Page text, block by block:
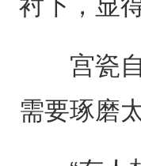
宫瓷自
需要琢磨